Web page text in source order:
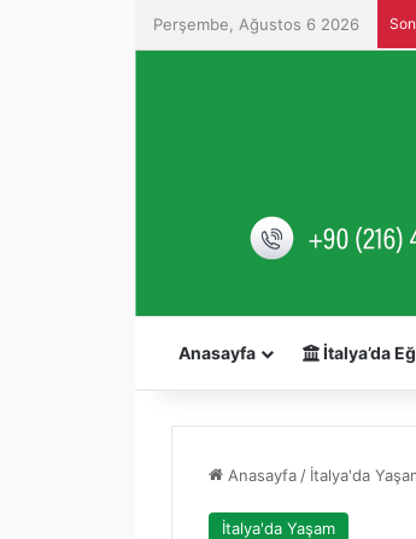
Perşembe, Ağustos 6 2026
Anasayfa İtalya’da
Anasayfa / İtalya'da
İtalya'da Yaşam